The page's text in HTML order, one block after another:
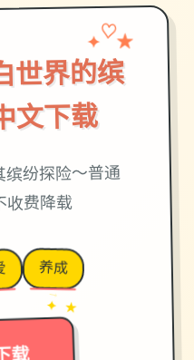
世界的缤
文下载
✦ ♡★
纷探险～普通
收费降载
养成
→
✦ ★